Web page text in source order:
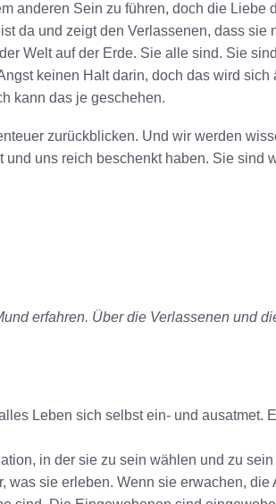
anderen Sein zu führen, doch die Liebe
da und zeigt den Verlassenen, dass sie
Welt auf der Erde. Sie alle sind. Sie
keinen Halt darin, doch das wird sich
kann das je geschehen.
zurückblicken. Und wir werden
uns reich beschenkt haben. Sie sind
erfahren. Über die Verlassenen und
Leben sich selbst ein- und ausatmet.
in der sie zu sein wählen und zu
sie erleben. Wenn sie erwachen, die